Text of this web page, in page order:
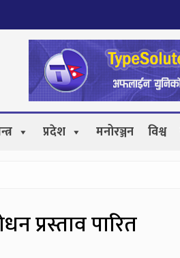
प्रदेश मनोरञ्जन विश्व
प्रस्ताव पारित